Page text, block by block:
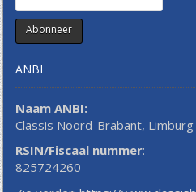
ANBI
Naam ANBI:
Classis Noord-Brabant, Limburg
RSIN/Fiscaal nummer:
825724260